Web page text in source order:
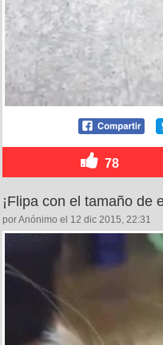
78
¡Flipa con el tamaño de
por Anónimo el 12 dic 2015, 22:31